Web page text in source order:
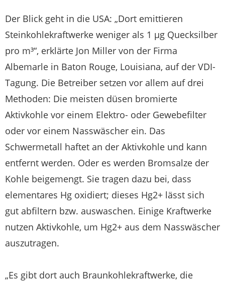
Der Blick geht in die USA: „Dort emittieren
Steinkohlekraftwerke weniger als 1 µg Quecksilber
pro m³“, erklärte Jon Miller von der Firma
Albemarle in Baton Rouge, Louisiana, auf der VDI-
Tagung. Die Betreiber setzen vor allem auf drei
Methoden: Die meisten düsen bromierte
Aktivkohle vor einem Elektro- oder Gewebefilter
oder vor einem Nasswäscher ein. Das
Schwermetall haftet an der Aktivkohle und kann
entfernt werden. Oder es werden Bromsalze der
Kohle beigemengt. Sie tragen dazu bei, dass
elementares Hg oxidiert; dieses Hg2+ lässt sich
gut abfiltern bzw. auswaschen. Einige Kraftwerke
nutzen Aktivkohle, um Hg2+ aus dem Nasswäscher
auszutragen.
„Es gibt dort auch Braunkohlekraftwerke, die